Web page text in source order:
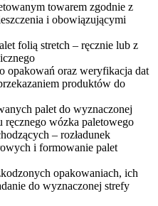
towarem zgodnie z
i obowiązującymi
folią stretch – ręcznie lub z
opakowań oraz weryfikacja dat
produktów do
palet do wyznaczonej
ręcznego wózka paletowego
– rozładunek
i formowanie palet
opakowaniach, ich
do wyznaczonej strefy